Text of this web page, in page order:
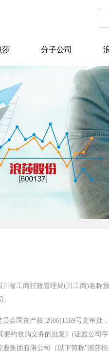
莎 分子公司
省工商行政管理局(川工商)名
会国资产权[2006]1169号文审
约收购义务的批复》(证监公司
集团有限公司（以下简称"浪莎